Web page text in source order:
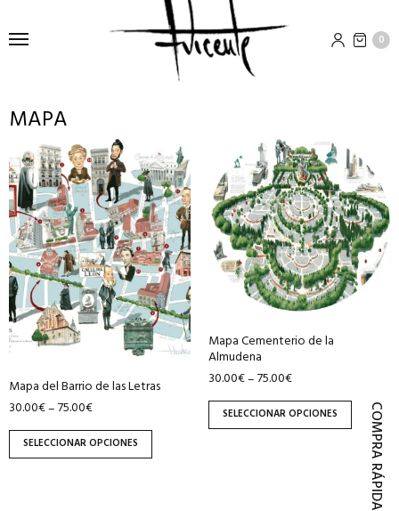
0
MAPA
Mapa del Barrio de las Letras
30.00€–75.00€
SELECCIONAR OPCIONES
producto
tiene
múltiples
variantes.
Las
opciones
se
pueden
elegir
la
página
de
producto
Mapa Cementerio de la
Almudena
30.00€–75.00€
SELECCIONAR OPCIONES
producto
tiene
múltiples
variantes.
Las
opciones
elegir
en
la
página
de
COMPRA RÁPIDA